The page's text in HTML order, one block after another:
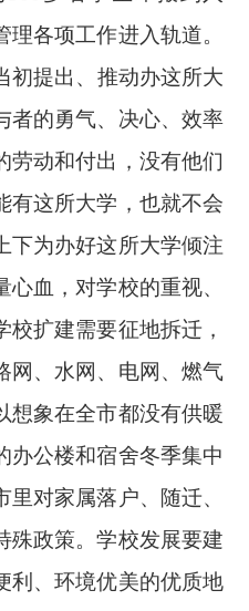
各项工作进入轨道。
初提出、推动办这所大
者的勇气、决心、效率
劳动和付出，没有他们
有这所大学，也就不会
下为办好这所大学倾注
血，对学校的重视、
扩建需要征地拆迁，
网、水网、电网、燃气
想象在全市都没有供暖
办公楼和宿舍冬季集中
对家属落户、随迁、
殊政策。学校发展要建
利、环境优美的优质地